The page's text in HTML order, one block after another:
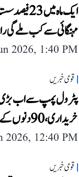
ایک ماہ
مہنگائی سے کب ملے
2026, 1:40 PM
قومی خبریں
پٹرول پمپ سے اب بڑی
خریداری، 90 دنوں کے لیے لگی روک
2026, 12:40 PM
قومی خبریں